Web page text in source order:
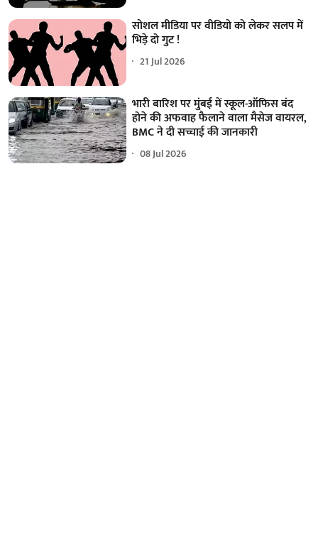
सोशल मीडिया पर वीडियो को लेकर सलप में
भिड़े दो गुट !
21 Jul 2026
भारी बारिश पर मुंबई में स्कूल-ऑफिस बंद
होने की अफवाह फैलाने वाला मैसेज वायरल,
BMC ने दी सच्चाई की जानकारी
08 Jul 2026